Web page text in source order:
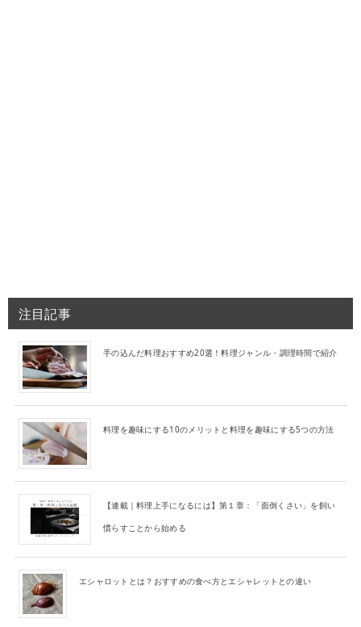
注目記事
手の込んだ料理おすすめ20選！料理ジャンル・調理時間で紹介
料理を趣味にする10のメリットと料理を趣味にする5つの方法
【連載｜料理上手になるには】第１章：「面倒くさい」を飼い
慣らすことから始める
エシャロットとは？おすすめの食べ方とエシャレットとの違い